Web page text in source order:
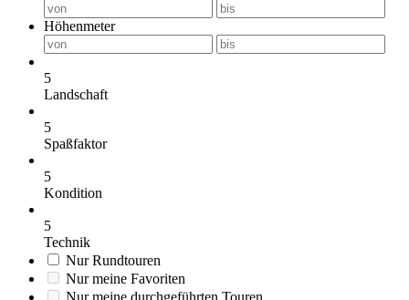
Höhenmeter
5
Landschaft
5
Spaßfaktor
5
Kondition
5
Technik
Nur Rundtouren
Nur meine Favoriten